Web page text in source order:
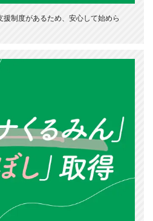
制度があるため、安心して始めら